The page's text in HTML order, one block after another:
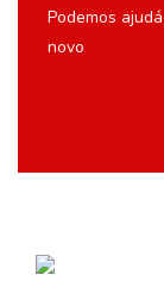
Podemos
novo